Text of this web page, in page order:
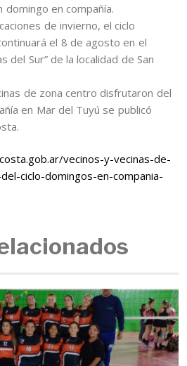
domingo en compañía.
de invierno, el ciclo
el 8 de agosto en el
del Sur” de la localidad de San
de zona centro disfrutaron del
en Mar del Tuyú se publicó
vecinos-y-vecinas-de-
ciclo-domingos-en-compania-